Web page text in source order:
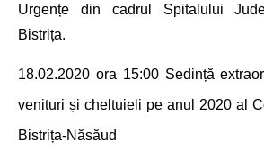
Urgențe din cadrul Spitalului
Bistrița.
18.02.2020 ora 15:00 Sedință
venituri și cheltuieli pe anul 2020 al
Bistrița-Năsăud